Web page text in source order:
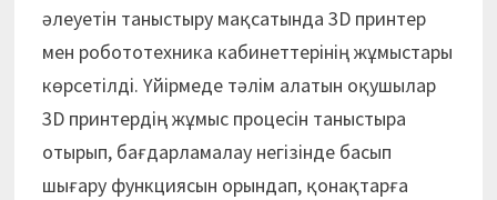
әлеуетін таныстыру мақсатында 3D принтер
мен робототехника кабинеттерінің жұмыстары
көрсетілді. Үйірмеде тәлім алатын оқушылар
3D принтердің жұмыс процесін таныстыра
отырып, бағдарламалау негізінде басып
шығару функциясын орындап, қонақтарға